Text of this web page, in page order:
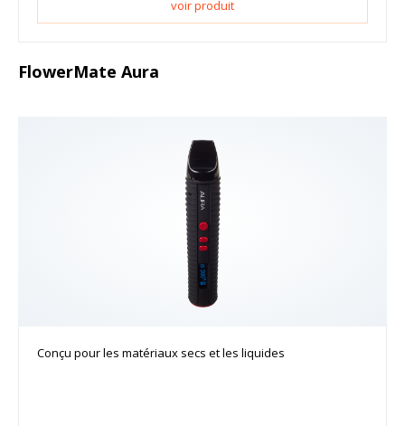
voir produit
FlowerMate Aura
Conçu pour les matériaux secs et les liquides